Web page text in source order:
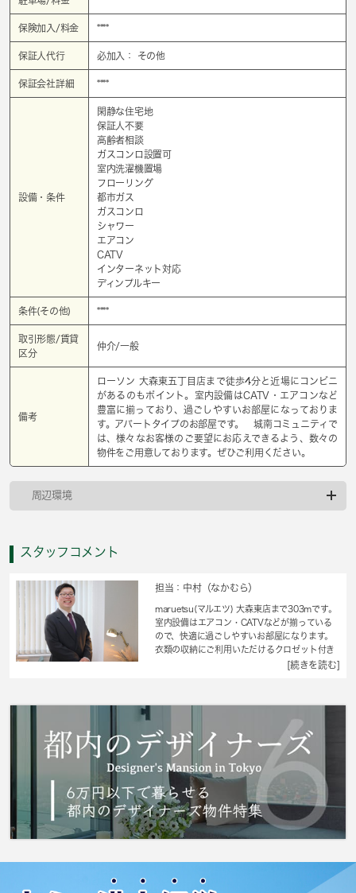
保険加入/料金 ****
保証人代行 必加入： その他
保証会社詳細 ****
設備・条件
閑静な住宅地
保証人不要
高齢者相談
ガスコンロ設置可
室内洗濯機置場
フローリング
都市ガス
ガスコンロ
シャワー
エアコン
CATV
インターネット対応
ディンプルキー
条件(その他) ****
取引形態/賃貸
区分
仲介/一般
備考
ローソン 大森東五丁目店まで徒歩4分と近場にコンビニ
があるのもポイント。室内設備はCATV・エアコンなど
豊富に揃っており、過ごしやすいお部屋になっておりま
す。アパートタイプのお部屋です。 城南コミュニティで
は、様々なお客様のご要望にお応えできるよう、数々の
物件をご用意しております。ぜひご利用ください。
周辺環境
スタッフコメント
担当：中村（なかむら）
maruetsu(マルエツ) 大森東店まで303mです。
室内設備はエアコン・CATVなどが揃っている
ので、快適に過ごしやすいお部屋になります。
衣類の収納にご利用いただけるクロゼット付き
の物件です。家賃が5万円以下のお部屋になって
ら、交通面で不自由のない暮らしができるでし
せください。
[続きを読む]